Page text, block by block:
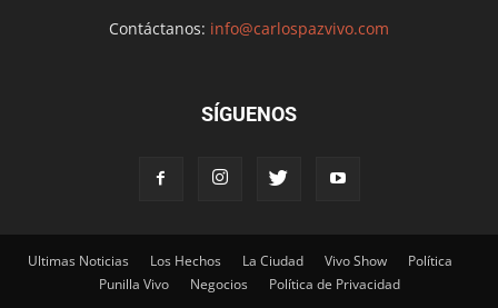
Contáctanos: info@carlospazvivo.com
SÍGUENOS
Ultimas Noticias Los Hechos La Ciudad Vivo Show
Política
Punilla Vivo
Negocios Política de Privacidad